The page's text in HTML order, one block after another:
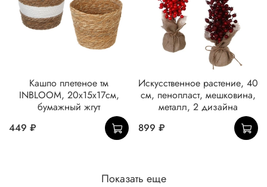
Кашпо плетеное тм
INBLOOM, 20х15х17см,
бумажный жгут
449 ₽
Искусственное растение, 40
см, пенопласт, мешковина,
металл, 2 дизайна
899 ₽
Показать еще